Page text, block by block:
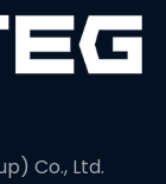
Co., Ltd.